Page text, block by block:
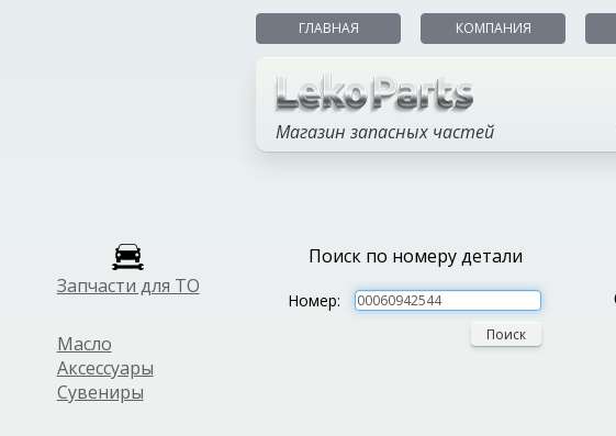
Запчасти для ТО
Масло
Аксессуары
Сувениры
ГЛАВНАЯ КОМПАНИЯ
Магазин запасных частей
Поиск по номеру детали
Номер:
Поиск